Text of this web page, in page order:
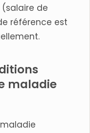
(salaire de
référence est
maladie